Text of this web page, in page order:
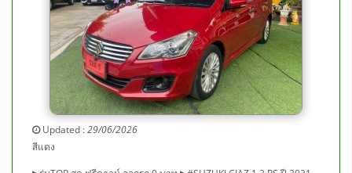
Updated :29/06/2026
สีแดง